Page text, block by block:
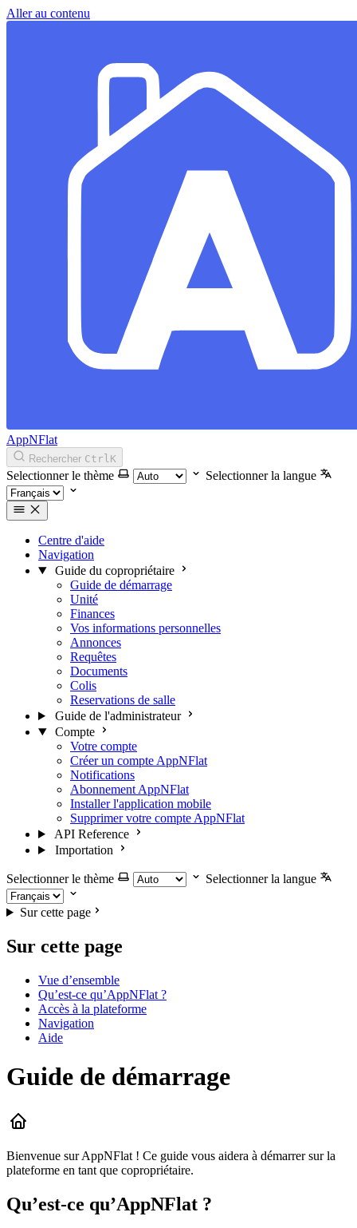
Aller au contenu
AppNFlat
Rechercher CtrlK
Selectionner le thème Selectionner la langue
Centre d'aide
Navigation
Guide du copropriétaire
Guide de démarrage
Unité
Finances
Vos informations personnelles
Annonces
Requêtes
Documents
Colis
Reservations de salle
Guide de l'administrateur
Compte
Votre compte
Créer un compte AppNFlat
Notifications
Abonnement AppNFlat
Installer l'application mobile
Supprimer votre compte AppNFlat
API Reference
Importation
Selectionner le thème Selectionner la langue
Sur cette page
Sur cette page
Vue d’ensemble
Qu’est-ce qu’AppNFlat ?
Accès à la plateforme
Navigation
Aide
Guide de démarrage
Bienvenue sur AppNFlat ! Ce guide vous aidera à démarrer sur la
plateforme en tant que copropriétaire.
Qu’est-ce qu’AppNFlat ?